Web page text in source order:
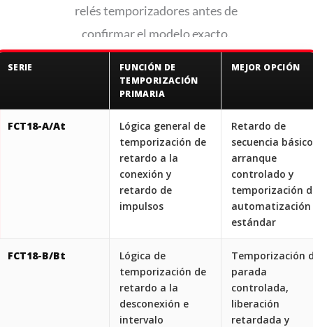
relés temporizadores antes de
confirmar el modelo exacto.
SERIE
FUNCIÓN DE
TEMPORIZACIÓN
PRIMARIA
MEJOR OPCIÓN
FCT18-A/At
Lógica general de
temporización de
retardo a la
conexión y
retardo de
impulsos
Retardo de
secuencia
arranque
controlado y
temporización
automatización
estándar
FCT18-B/Bt
Lógica de
temporización de
retardo a la
desconexión e
intervalo
Temporización
parada
controlada,
liberación
retardada y